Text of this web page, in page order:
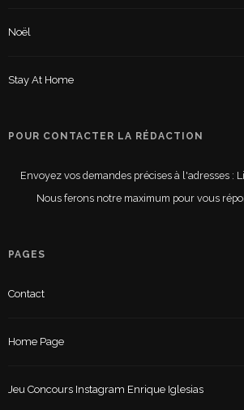
Noël
Stay At Home
POUR CONTACTER LA RÉDACTION
Envoyez vos demandes précises à l'adresses :
Nous ferons notre maximum pour vous
PAGES
Contact
Home Page
Jeu Concours Instagram Enrique Iglesias